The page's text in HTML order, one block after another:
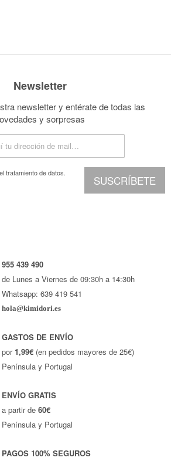
Newsletter
newsletter y entérate de todas las
y sorpresas
SUSCRÍBETE
tratamiento de datos.
955 439 490
de Lunes a Viernes de 09:30h a 14:30h
Whatsapp: 639 419 541
hola@kimidori.es
GASTOS DE ENVÍO
por 1,99€ (en pedidos mayores de 25€)
Península y Portugal
ENVÍO GRATIS
a partir de60€
Península y Portugal
PAGOS 100% SEGUROS